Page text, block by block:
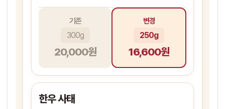
기존
20,000원
300g
변경
16,600원
250g
한우 사태